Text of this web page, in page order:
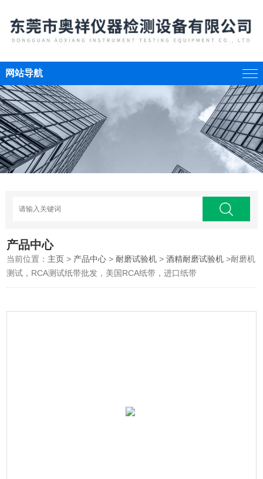
网站导航
产品中心
当前位置： 主页 > 产品中心 > 耐磨试验机 >酒精耐磨试验机 >耐磨机
测试，RCA测试纸带批发，美国RCA纸带，进口纸带